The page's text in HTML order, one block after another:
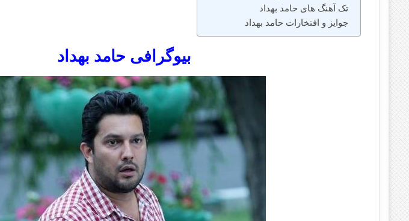
تک آهنگ های حامد بهداد
جوایز و افتخارات حامد بهداد
بیوگرافی حامد بهداد